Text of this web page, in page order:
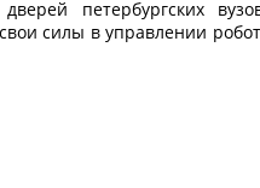
петербургских
силы в управлении